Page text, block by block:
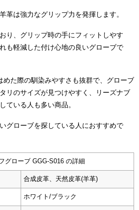
革は強力なグリップ力を発揮します。
り、グリップ時の手にフィットしやす
も軽減した付け心地の良いグローブで
めた際の馴染みやすさも抜群で、グローブ
リのサイズが見つけやすく、リーズナブ
ている人も多い商品。
グローブを探している人におすすめで
グローブ GGG-S016 の詳細
合成皮革、天然皮革(羊革)
ホワイト/ブラック